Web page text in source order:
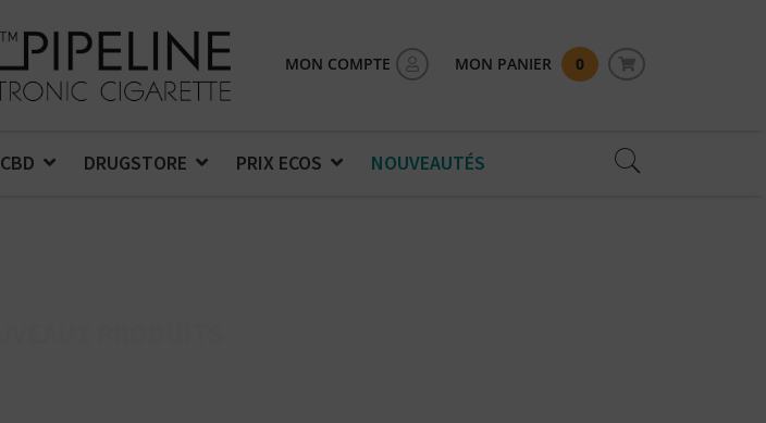
MON COMPTE MON PANIER 0
CBD DRUGSTORE PRIX ECOS NOUVEAUTÉS